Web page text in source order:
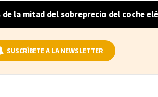
sobreprecio del coche eléctrico
SUSCRÍBETE A LA NEWSLETTER